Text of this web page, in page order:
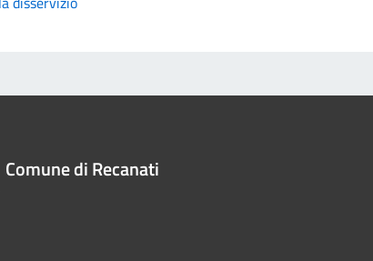
Comune di Recanati